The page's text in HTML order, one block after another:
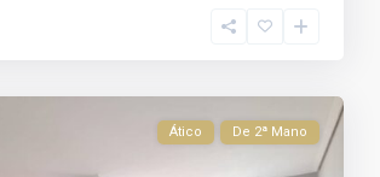
Ático De 2ª Mano